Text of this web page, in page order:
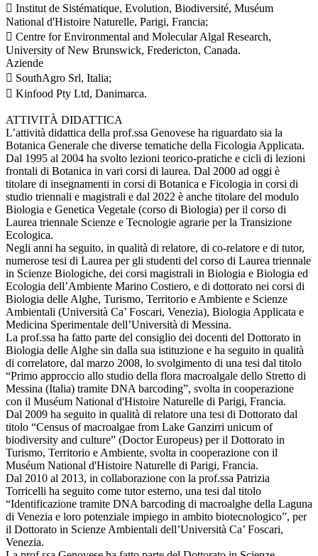
 Institut de Sistématique, Evolution, Biodiversité, Muséum
National d'Histoire Naturelle, Parigi, Francia;
 Centre for Environmental and Molecular Algal Research,
University of New Brunswick, Fredericton, Canada.
Aziende
 SouthAgro Srl, Italia;
 Kinfood Pty Ltd, Danimarca.
ATTIVITÀ DIDATTICA
L’attività didattica della prof.ssa Genovese ha riguardato sia la
Botanica Generale che diverse tematiche della Ficologia Applicata.
Dal 1995 al 2004 ha svolto lezioni teorico-pratiche e cicli di lezioni
frontali di Botanica in vari corsi di laurea. Dal 2000 ad oggi è
titolare di insegnamenti in corsi di Botanica e Ficologia in corsi di
studio triennali e magistrali e dal 2022 è anche titolare del modulo
Biologia e Genetica Vegetale (corso di Biologia) per il corso di
Laurea triennale Scienze e Tecnologie agrarie per la Transizione
Ecologica.
Negli anni ha seguito, in qualità di relatore, di co-relatore e di tutor,
numerose tesi di Laurea per gli studenti del corso di Laurea triennale
in Scienze Biologiche, dei corsi magistrali in Biologia e Biologia ed
Ecologia dell’Ambiente Marino Costiero, e di dottorato nei corsi di
Biologia delle Alghe, Turismo, Territorio e Ambiente e Scienze
Ambientali (Università Ca’ Foscari, Venezia), Biologia Applicata e
Medicina Sperimentale dell’Università di Messina.
La prof.ssa ha fatto parte del consiglio dei docenti del Dottorato in
Biologia delle Alghe sin dalla sua istituzione e ha seguito in qualità
di correlatore, dal marzo 2008, lo svolgimento di una tesi dal titolo
“Primo approccio allo studio della flora macroalgale dello Stretto di
Messina (Italia) tramite DNA barcoding”, svolta in cooperazione
con il Muséum National d'Histoire Naturelle di Parigi, Francia.
Dal 2009 ha seguito in qualità di relatore una tesi di Dottorato dal
titolo “Census of macroalgae from Lake Ganzirri unicum of
biodiversity and culture” (Doctor Europeus) per il Dottorato in
Turismo, Territorio e Ambiente, svolta in cooperazione con il
Muséum National d'Histoire Naturelle di Parigi, Francia.
Dal 2010 al 2013, in collaborazione con la prof.ssa Patrizia
Torricelli ha seguito come tutor esterno, una tesi dal titolo
“Identificazione tramite DNA barcoding di macroalghe della Laguna
di Venezia e loro potenziale impiego in ambito biotecnologico”, per
il Dottorato in Scienze Ambientali dell’Università Ca’ Foscari,
Venezia.